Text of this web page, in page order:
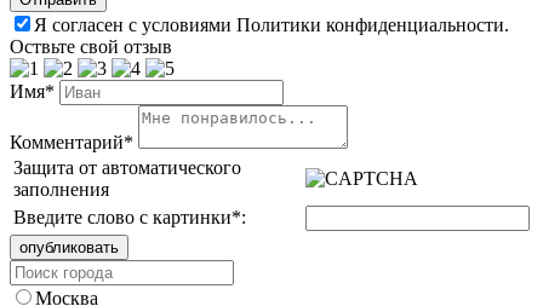
Я согласен с условиями Политики конфиденциальности.
Оствьте свой отзыв
Имя*
Комментарий*
Защита от автоматического
заполнения
Введите слово с картинки*:
Москва